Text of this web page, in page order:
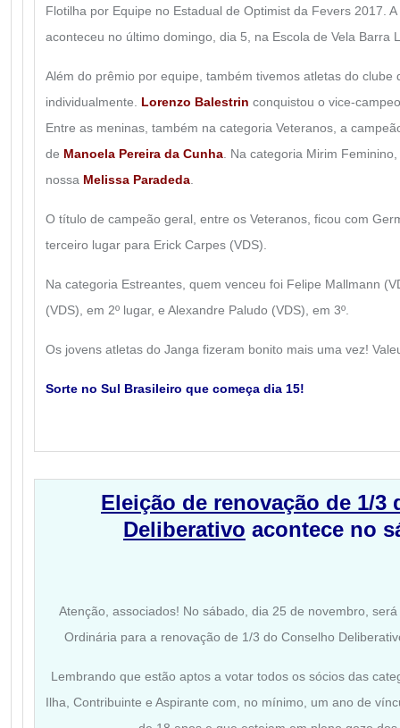
Flotilha por Equipe no Estadual de Optimist da Fevers 2017.
aconteceu no último domingo, dia 5, na Escola de Vela Barra
Além do prêmio por equipe, também tivemos atletas do clube
individualmente. Lorenzo Balestrin conquistou o vice-
Entre as meninas, também na categoria Veteranos, a
de Manoela Pereira da Cunha . Na categoria Mirim
nossa Melissa Paradeda
O título de campeão geral, entre os Veteranos, ficou com
terceiro lugar para Erick Carpes (VDS).
Na categoria Estreantes, quem venceu foi Felipe Mallmann
(VDS), em 2º lugar, e Alexandre Paludo (VDS), em 3º.
Os jovens atletas do Janga fizeram bonito mais uma vez!
Sorte no Sul Brasileiro que começa dia 15!
Eleição de renovação de 1/3
Deliberativo acontece no
Atenção, associados! No sábado, dia 25 de novembro,
Ordinária para a renovação de 1/3 do Conselho
Lembrando que estão aptos a votar todos os sócios das
Ilha, Contribuinte e Aspirante com, no mínimo, um ano de